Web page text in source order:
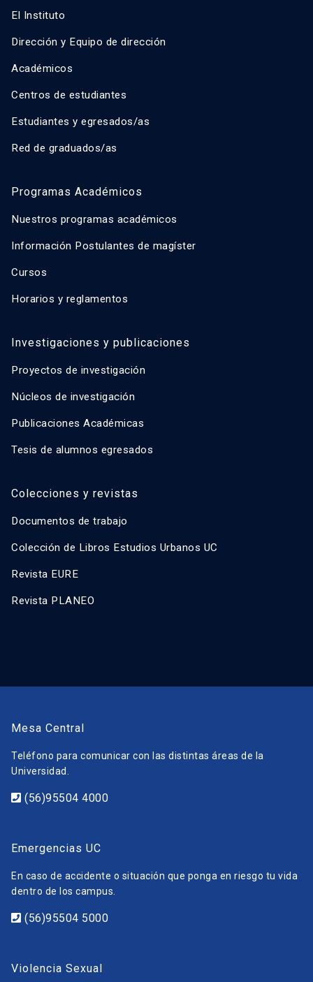
El Instituto
Dirección y Equipo de dirección
Académicos
Centros de estudiantes
Estudiantes y egresados/as
Red de graduados/as
Programas Académicos
Nuestros programas académicos
Información Postulantes de magíster
Cursos
Horarios y reglamentos
Investigaciones y publicaciones
Proyectos de investigación
Núcleos de investigación
Publicaciones Académicas
Tesis de alumnos egresados
Colecciones y revistas
Documentos de trabajo
Colección de Libros Estudios Urbanos UC
Revista EURE
Revista PLANEO
Mesa Central
Teléfono para comunicar con las distintas áreas de la
Universidad.
(56)95504 4000
Emergencias UC
En caso de accidente o situación que ponga en riesgo tu vida
dentro de los campus.
(56)95504 5000
Violencia Sexual